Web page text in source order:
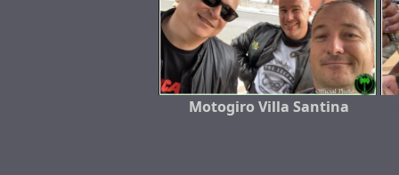
Motogiro Villa Santina